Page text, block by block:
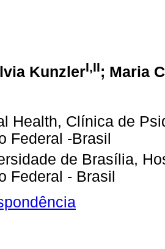
KunzlerI,II; Maria
Health, Clínica de
Federal -Brasil
de Brasília,
Federal - Brasil